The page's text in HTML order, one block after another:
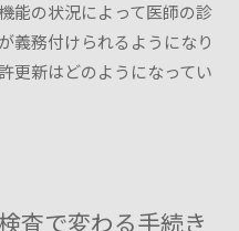
能の状況によって医師の診
義務付けられるようになり
更新はどのようになってい
査で変わる手続き